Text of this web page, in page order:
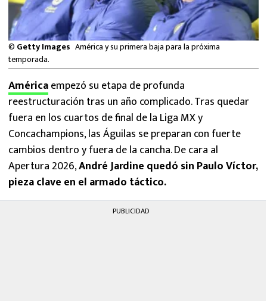
LIGA MX
NFL
© Getty Images América y su primera baja para la próxima
temporada.
Américaempezó su etapa de profunda
reestructuración tras un año complicado. Tras quedar
fuera en los cuartos de final de la Liga MX y
Concachampions, las Águilas se preparan con fuerte
cambios dentro y fuera de la cancha. De cara al
Apertura 2026,André Jardine quedó sin Paulo Víctor,
pieza clave en el armado táctico.
PUBLICIDAD